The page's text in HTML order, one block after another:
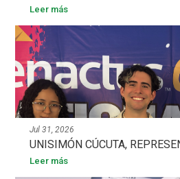
Leer más
Jul 31, 2026
UNISIMÓN CÚCUTA,
Leer más